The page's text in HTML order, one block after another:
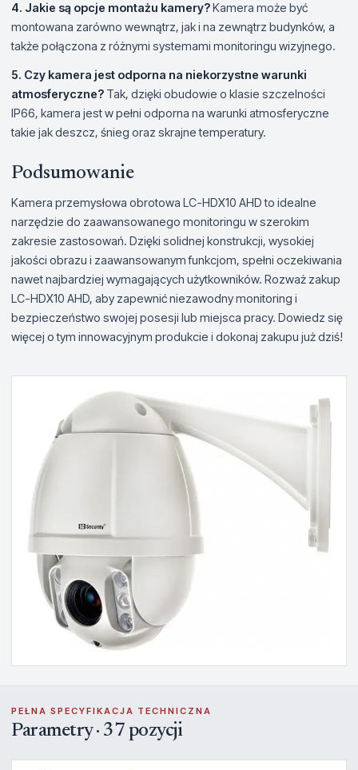
4. Jakie są opcje montażu kamery?Kamera może być
montowana zarówno wewnątrz, jak i na zewnątrz budynków, a
także połączona z różnymi systemami monitoringu wizyjnego.
5. Czy kamera jest odporna na niekorzystne warunki
atmosferyczne? Tak, dzięki obudowie o klasie szczelności
IP66, kamera jest w pełni odporna na warunki atmosferyczne
takie jak deszcz, śnieg oraz skrajne temperatury.
Podsumowanie
Kamera przemysłowa obrotowa LC-HDX10 AHD to idealne
narzędzie do zaawansowanego monitoringu w szerokim
zakresie zastosowań. Dzięki solidnej konstrukcji, wysokiej
jakości obrazu i zaawansowanym funkcjom, spełni oczekiwania
nawet najbardziej wymagających użytkowników. Rozważ zakup
LC-HDX10 AHD, aby zapewnić niezawodny monitoring i
bezpieczeństwo swojej posesji lub miejsca pracy. Dowiedz się
więcej o tym innowacyjnym produkcie i dokonaj zakupu już dziś!
PEŁNA SPECYFIKACJA TECHNICZNA
Parametry · 37 pozycji